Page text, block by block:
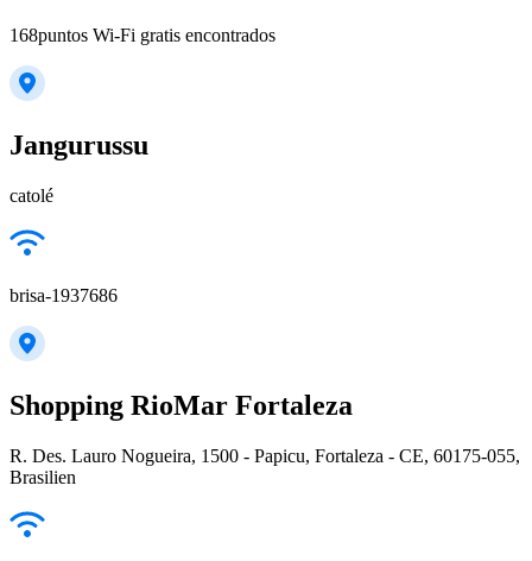
168puntos Wi-Fi gratis encontrados
Jangurussu
catolé
brisa-1937686
Shopping RioMar Fortaleza
R. Des. Lauro Nogueira, 1500 - Papicu, Fortaleza - CE, 60175-055,
Brasilien